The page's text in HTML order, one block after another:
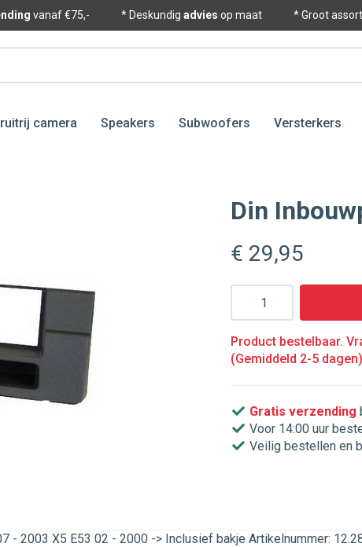
vanaf €75,- * Deskundig advies op maat * Groot
camera Speakers Subwoofers Versterkers
Din
€ 29,95
Aantal
Product bestelbaar.
(Gemiddeld 2-5 dagen)
Gratis verzending
Voor 14:00 uur
Veilig bestellen en
- 2003 X5 E53 02 - 2000 -> Inclusief bakje Artikelnummer: